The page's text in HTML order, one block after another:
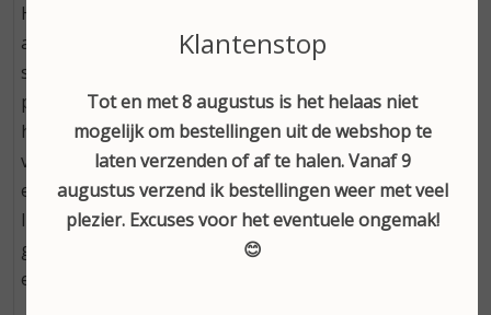
Het Oxygen Vital Serum heeft een revitaliserend anti-
aging effect. Het hydrateert intensief door middel van
sterk geconcentreerde actieve ingrediënten zoals
postbiotica, amino- en omega-3-vetzuren en
hyaluronzuur, laadt de energiecentrales van de
vermoeide huid op, verhoogt het zuurstofgehalte tot
een optimaal niveau en versterkt de huidmatrix.
Irritaties worden verlicht en de huid wordt
gladgestreken. Meer frisheid, meer glow, meer
elasticiteit.
Klantenstop
Tot en met 8 augustus is het helaas niet
mogelijk om bestellingen uit de webshop te
laten verzenden of af te halen. Vanaf 9
augustus verzend ik bestellingen weer met veel
plezier. Excuses voor het eventuele ongemak!
😊